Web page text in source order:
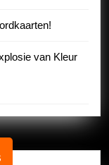
van Kleur